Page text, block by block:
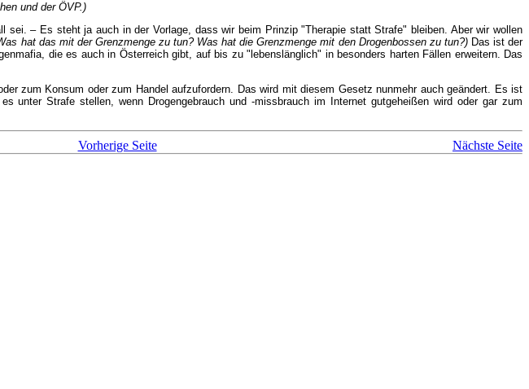
und der ÖVP.)
– Es steht ja auch in der Vorlage, dass wir beim Prinzip "Therapie statt Strafe" bleiben. Aber wir wollen
hat das mit der Grenzmenge zu tun? Was hat die Grenzmenge mit den Drogenbossen zu tun?) Das ist der
die es auch in Österreich gibt, auf bis zu "lebenslänglich" in besonders harten Fällen erweitern. Das
zum Konsum oder zum Handel aufzufordern. Das wird mit diesem Gesetz nunmehr auch geändert. Es ist
unter Strafe stellen, wenn Drogengebrauch und -missbrauch im Internet gutgeheißen wird oder gar zum
Vorherige Seite Nächste Seite